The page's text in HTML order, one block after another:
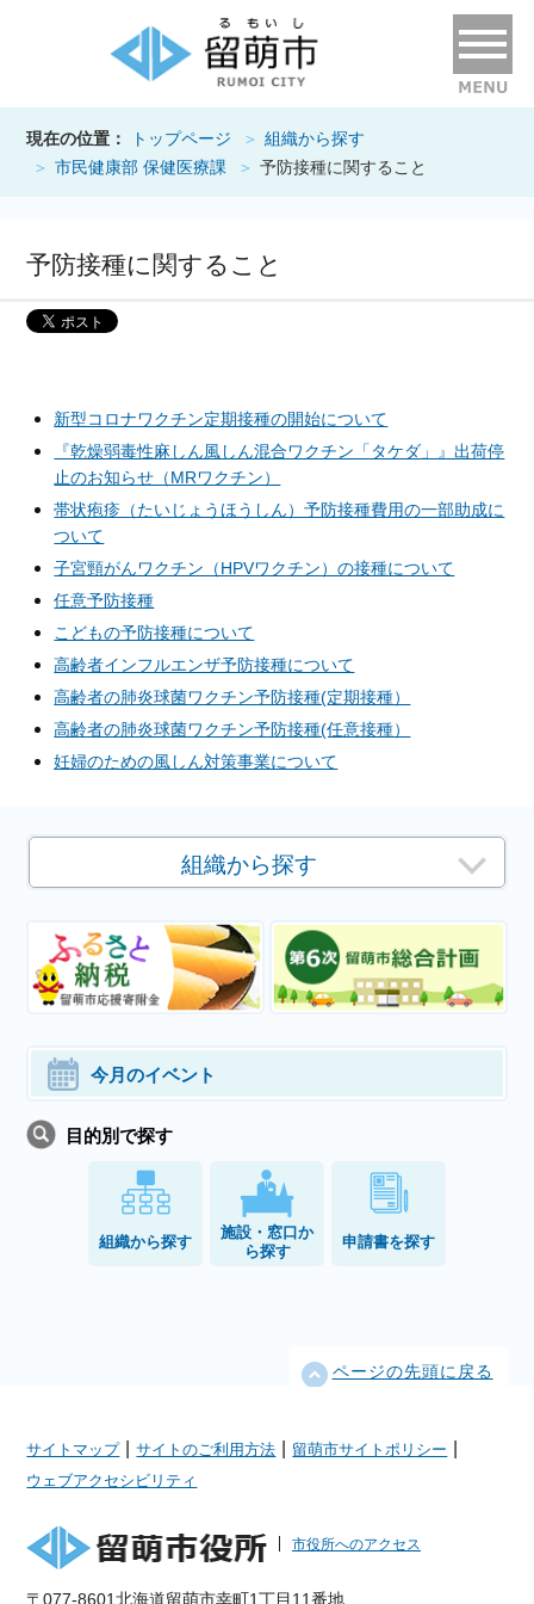
現在の位置： トップページ
組織から探す
市民健康部 保健医療課
予防接種に関すること
予防接種に関すること
新型コロナワクチン定期接種の開始について
『乾燥弱毒性麻しん風しん混合ワクチン「タケダ」』出荷停
止のお知らせ（MRワクチン）
帯状疱疹（たいじょうほうしん）予防接種費用の一部助成に
ついて
子宮頸がんワクチン（HPVワクチン）の接種について
任意予防接種
こどもの予防接種について
高齢者インフルエンザ予防接種について
高齢者の肺炎球菌ワクチン予防接種(定期接種）
高齢者の肺炎球菌ワクチン予防接種(任意接種）
妊婦のための風しん対策事業について
組織から探す
今月のイベント
目的別で探す
組織から探す
施設・窓口か
ら探す
申請書を探す
ページの先頭に戻る
サイトマップ サイトのご利用方法 留萌市サイトポリシー
ウェブアクセシビリティ
市役所へのアクセス
〒077-8601北海道留萌市幸町1丁目11番地